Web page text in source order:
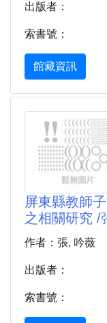
出版者：
索書號：
館藏資訊
屏東縣教師
之相關研究 /
作者：張, 吟薇
出版者：
索書號：